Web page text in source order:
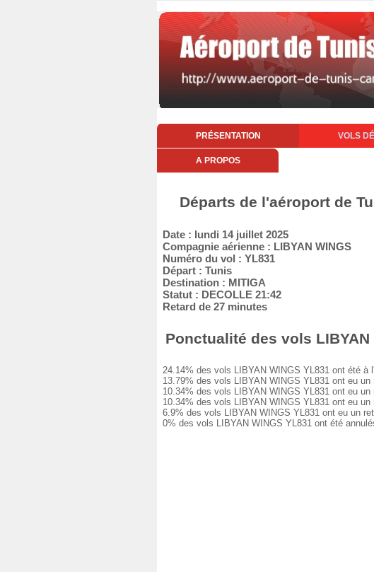
PRÉSENTATION VOLS
A PROPOS
Départs de l'aéroport de
Date : lundi 14 juillet 2025
Compagnie aérienne : LIBYAN WINGS
Numéro du vol : YL831
Départ : Tunis
Destination : MITIGA
Statut : DECOLLE 21:42
Retard de 27 minutes
Ponctualité des vols
24.14% des vols LIBYAN WINGS YL831 ont été à
13.79% des vols LIBYAN WINGS YL831 ont eu
10.34% des vols LIBYAN WINGS YL831 ont eu
10.34% des vols LIBYAN WINGS YL831 ont eu
6.9% des vols LIBYAN WINGS YL831 ont eu un
0% des vols LIBYAN WINGS YL831 ont été